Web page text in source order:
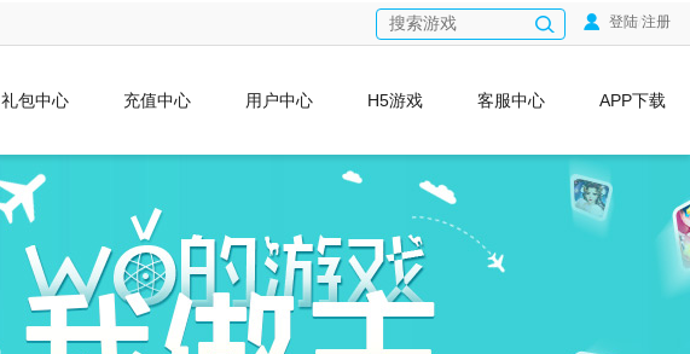
登陆 注册
礼包中心 充值中心 用户中心 H5游戏 客服中心 APP下载